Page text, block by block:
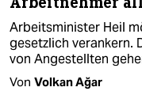
Arbeitsminister Heil
gesetzlich verankern.
von Angestellten
Von Volkan Ağar